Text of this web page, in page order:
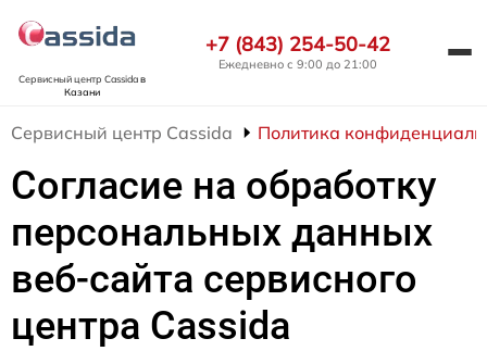
Сервисный центр Cassidaв
Казани
+7 (843) 254-50-42
Ежедневно с 9:00 до 21:00
Сервисный центр Cassida Политика
Согласие на обработку
персональных данных
веб-сайта сервисного
центра Cassida